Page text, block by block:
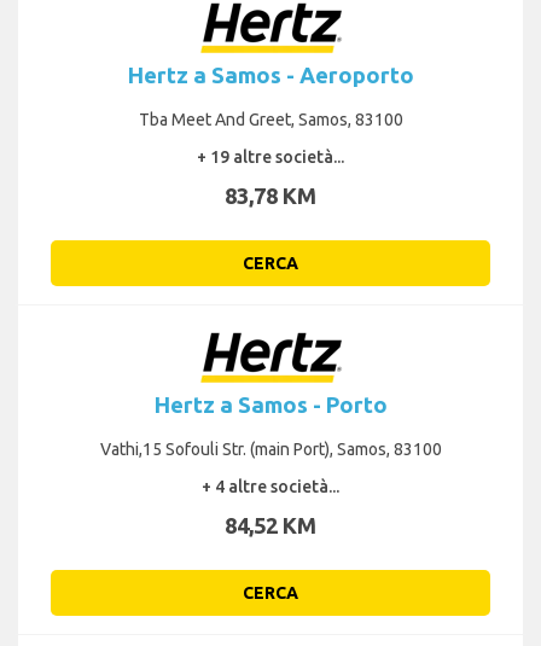
Hertz a Samos - Aeroporto
Tba Meet And Greet, Samos, 83100
+ 19 altre società...
83,78 KM
CERCA
Hertz a Samos - Porto
Vathi,15 Sofouli Str. (main Port), Samos, 83100
+ 4 altre società...
84,52 KM
CERCA